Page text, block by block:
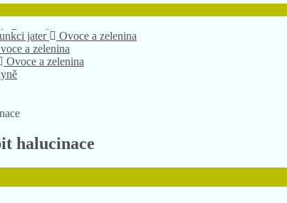
jater
Ovoce a zelenina
a zelenina
Ovoce a zelenina
halucinace